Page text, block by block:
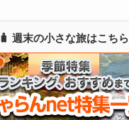
🧳 週末の小さな旅はこちら